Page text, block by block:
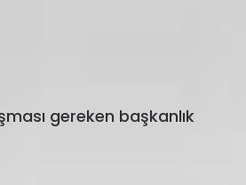
gereken başkanlık